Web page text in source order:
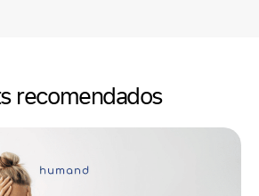
recomendados